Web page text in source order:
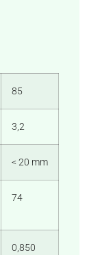
85
3,2
< 20 mm
74
0,850